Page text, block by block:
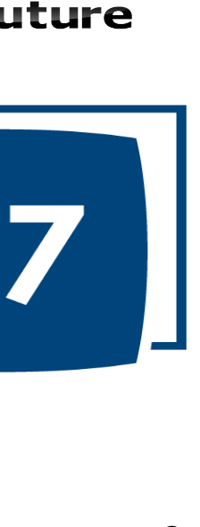
GmbH
aus dem Dreigespann
die hamburger Typo3-
Services wie Hosting,
Media-Betreuung, App-
genaue Projektanalyse an.
der F7 Media GmbH